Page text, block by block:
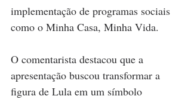
implementação de programas sociais
como o Minha Casa, Minha Vida.
O comentarista destacou que a
apresentação buscou transformar a
figura de Lula em um símbolo